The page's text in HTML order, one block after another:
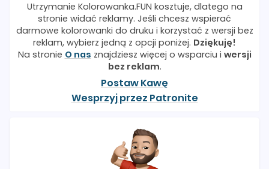
Utrzymanie Kolorowanka.FUN kosztuje, dlatego na
stronie widać reklamy. Jeśli chcesz wspierać
darmowe kolorowanki do druku i korzystać z wersji bez
reklam, wybierz jedną z opcji poniżej. Dziękuję!
Na stronie O nas znajdziesz więcej o wsparciu i wersji
bez reklam.
Postaw Kawę
Wesprzyj przez Patronite